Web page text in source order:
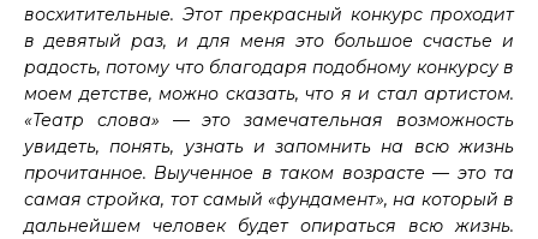
восхитительные. Этот прекрасный конкурс проходит
в девятый раз, и для меня это большое счастье и
радость, потому что благодаря подобному конкурсу в
моем детстве, можно сказать, что я и стал артистом.
«Театр слова» — это замечательная возможность
увидеть, понять, узнать и запомнить на всю жизнь
прочитанное. Выученное в таком возрасте — это та
самая стройка, тот самый «фундамент», на который в
дальнейшем человек будет опираться всю жизнь.